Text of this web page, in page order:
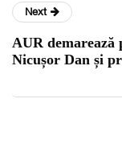
Next
AUR demarează
Nicușor Dan și